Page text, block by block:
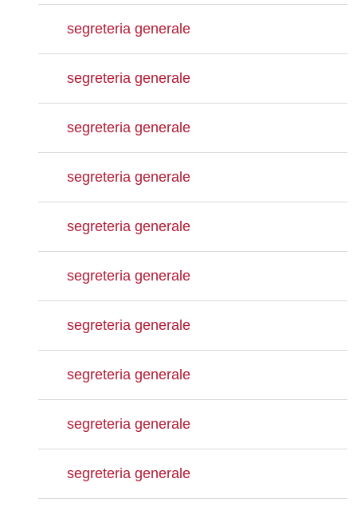
segreteria generale
segreteria generale
segreteria generale
segreteria generale
segreteria generale
segreteria generale
segreteria generale
segreteria generale
segreteria generale
segreteria generale